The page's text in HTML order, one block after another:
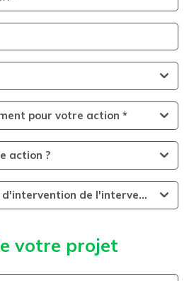
pour votre action *
action ?
Lieu de l'action (lieu d'intervention de l'intervenant)
votre projet